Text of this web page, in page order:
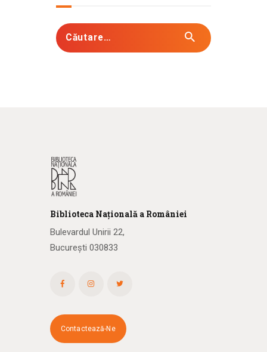
Biblioteca Națională a României
Bulevardul Unirii 22,
București 030833
Contactează-Ne